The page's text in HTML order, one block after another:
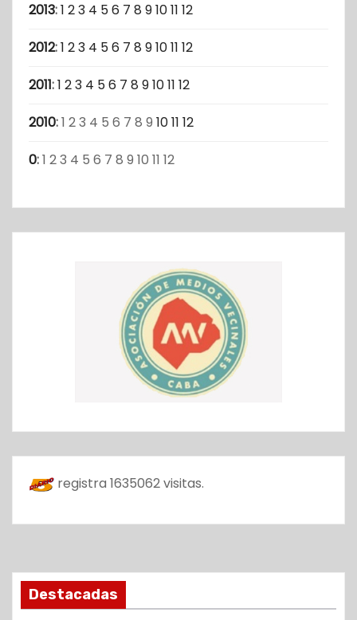
2013:1 23 4 56 7 8 91011 12
2012:1 23 4 56 7 8 91011 12
2011:1 23 4 56 7 8 91011 12
2010:1 23 4 5 6 7 8 9 1011 12
0:1 23 4 5 6 7 8 9 10 11 12
registra 1635062visitas.
Destacadas